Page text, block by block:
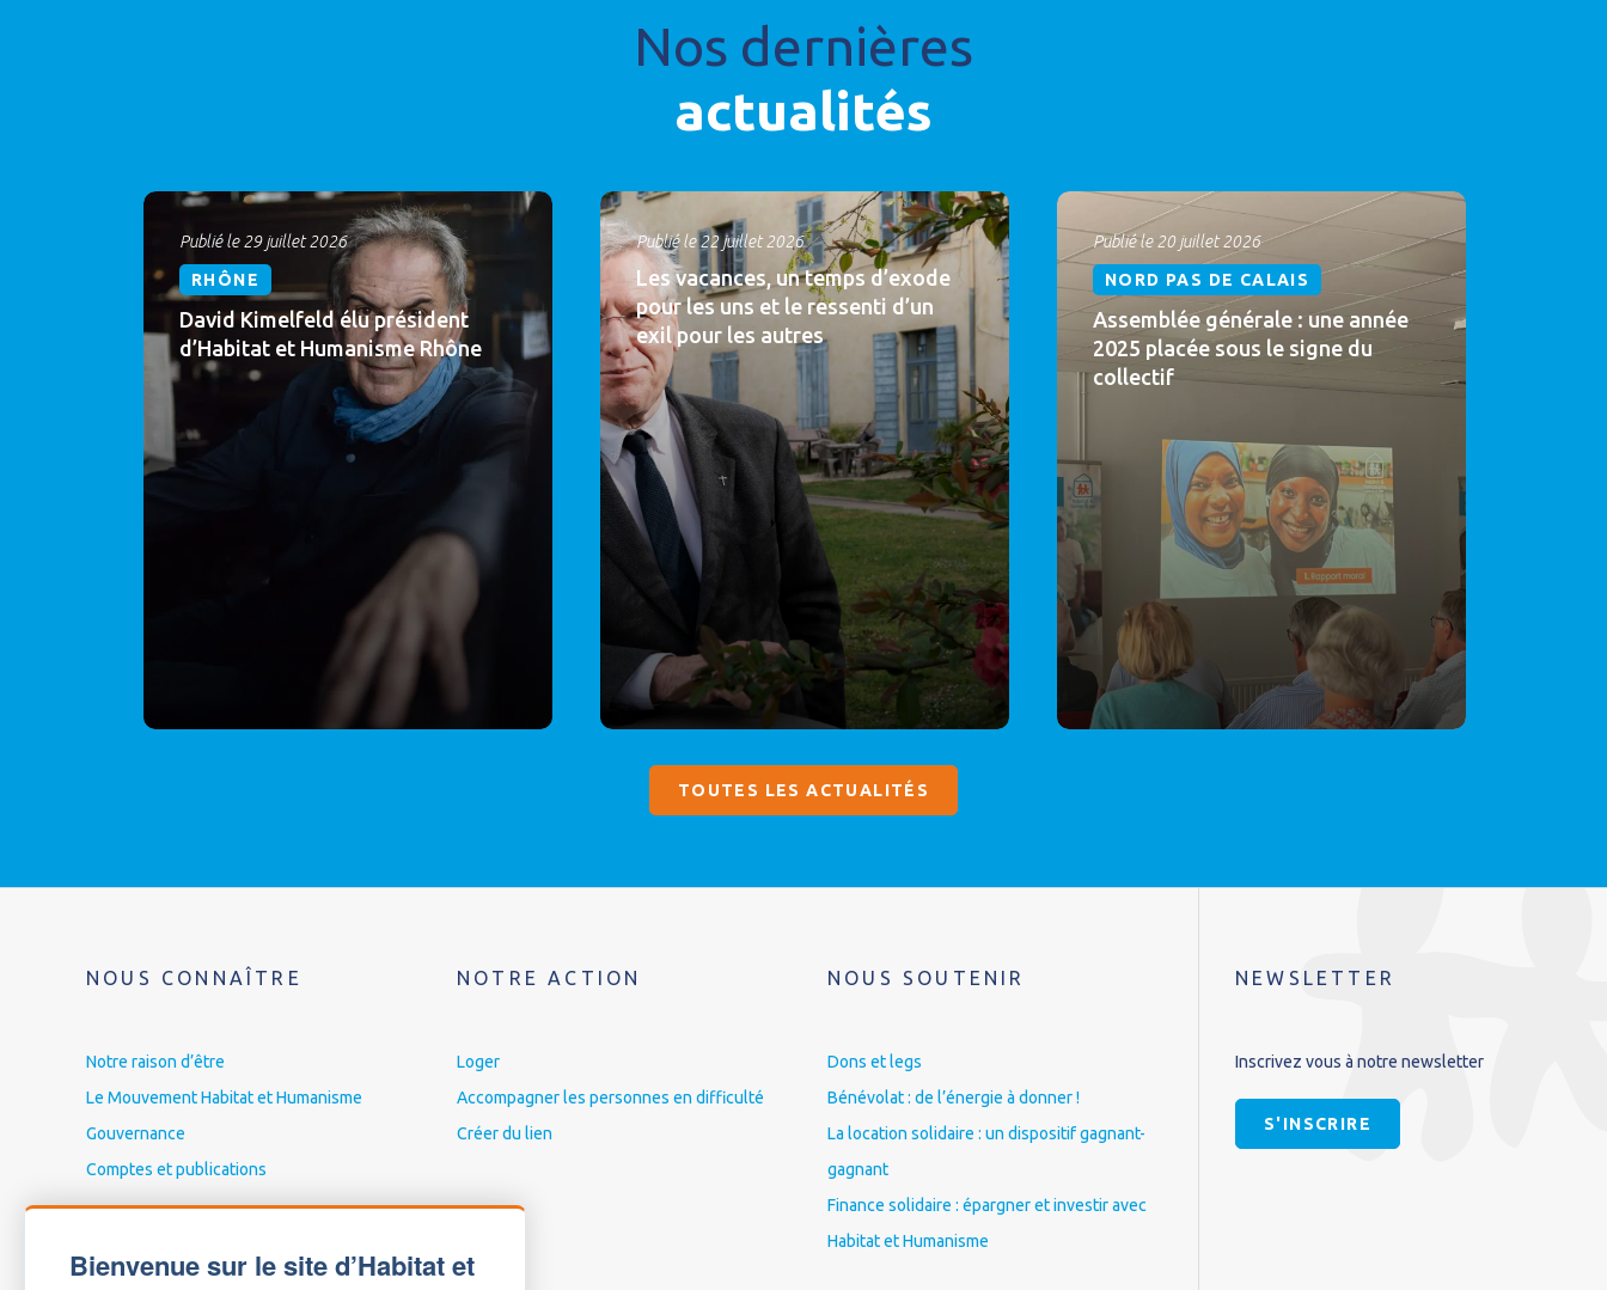
Bienvenue sur le site d’Habitat et
Nos dernières
actualités
Publié le 29 juillet 2026
RHÔNE
David Kimelfeld élu président
d’Habitat et Humanisme Rhône
Publié le 22 juillet 2026
Les vacances, un temps d’exode
pour les uns et le ressenti d’un
exil pour les autres
Publié le 20 juillet 2026
NORD PAS DE CALAIS
Assemblée générale : une année
2025 placée sous le signe du
collectif
TOUTES LES ACTUALITÉS
NOUS CONNAÎTRE
Notre raison d’être
Le Mouvement Habitat et Humanisme
Gouvernance
Comptes et publications
NOTRE ACTION
Loger
Accompagner les personnes en difficulté
Créer du lien
NOUS SOUTENIR
Dons et legs
Bénévolat : de l’énergie à donner !
La location solidaire : un dispositif gagnant-
gagnant
Finance solidaire : épargner et investir avec
Habitat et Humanisme
NEWSLETTER
Inscrivez vous à notre newsletter
S'INSCRIRE